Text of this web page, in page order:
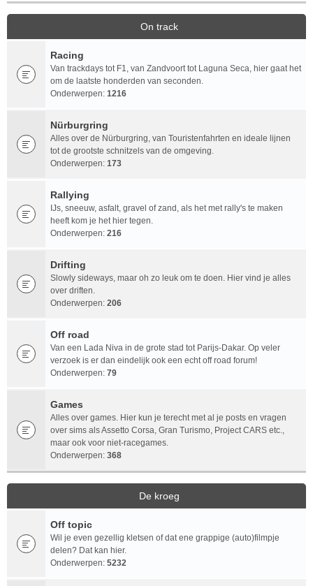
On track
Racing
Van trackdays tot F1, van Zandvoort tot Laguna Seca, hier gaat het
om de laatste honderden van seconden.
Onderwerpen: 1216
Nürburgring
Alles over de Nürburgring, van Touristenfahrten en ideale lijnen
tot de grootste schnitzels van de omgeving.
Onderwerpen: 173
Rallying
IJs, sneeuw, asfalt, gravel of zand, als het met rally's te maken
heeft kom je het hier tegen.
Onderwerpen: 216
Drifting
Slowly sideways, maar oh zo leuk om te doen. Hier vind je alles
over driften.
Onderwerpen: 206
Off road
Van een Lada Niva in de grote stad tot Parijs-Dakar. Op veler
verzoek is er dan eindelijk ook een echt off road forum!
Onderwerpen: 79
Games
Alles over games. Hier kun je terecht met al je posts en vragen
over sims als Assetto Corsa, Gran Turismo, Project CARS etc.,
maar ook voor niet-racegames.
Onderwerpen: 368
De kroeg
Off topic
Wil je even gezellig kletsen of dat ene grappige (auto)filmpje
delen? Dat kan hier.
Onderwerpen: 5232